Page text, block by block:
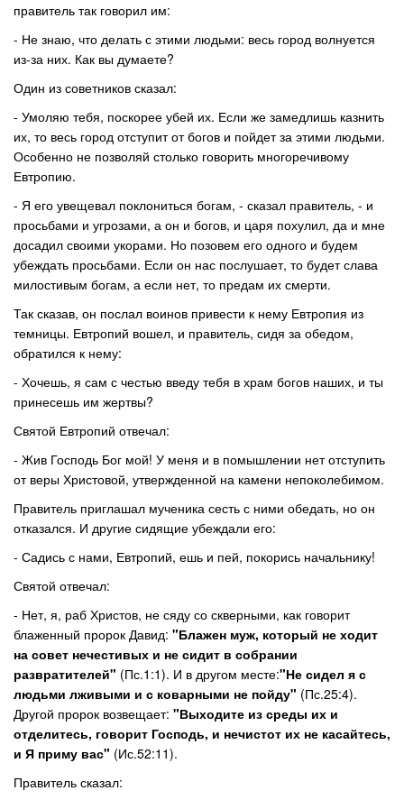
правитель так говорил им:
- Не знаю, что делать с этими людьми: весь город волнуется
из-за них. Как вы думаете?
Один из советников сказал:
- Умоляю тебя, поскорее убей их. Если же замедлишь казнить
их, то весь город отступит от богов и пойдет за этими людьми.
Особенно не позволяй столько говорить многоречивому
Евтропию.
- Я его увещевал поклониться богам, - сказал правитель, - и
просьбами и угрозами, а он и богов, и царя похулил, да и мне
досадил своими укорами. Но позовем его одного и будем
убеждать просьбами. Если он нас послушает, то будет слава
милостивым богам, а если нет, то предам их смерти.
Так сказав, он послал воинов привести к нему Евтропия из
темницы. Евтропий вошел, и правитель, сидя за обедом,
обратился к нему:
- Хочешь, я сам с честью введу тебя в храм богов наших, и ты
принесешь им жертвы?
Святой Евтропий отвечал:
- Жив Господь Бог мой! У меня и в помышлении нет отступить
от веры Христовой, утвержденной на камени непоколебимом.
Правитель приглашал мученика сесть с ними обедать, но он
отказался. И другие сидящие убеждали его:
- Садись с нами, Евтропий, ешь и пей, покорись начальнику!
Святой отвечал:
- Нет, я, раб Христов, не сяду со скверными, как говорит
блаженный пророк Давид: "Блажен муж, который не ходит
на совет нечестивых и не сидит в собрании
развратителей" (Пс.1:1). И в другом месте:"Не сидел я с
людьми лживыми и с коварными не пойду" (Пс.25:4).
Другой пророк возвещает: "Выходите из среды их и
отделитесь, говорит Господь, и нечистот их не касайтесь,
и Я приму вас" (Ис.52:11).
Правитель сказал: